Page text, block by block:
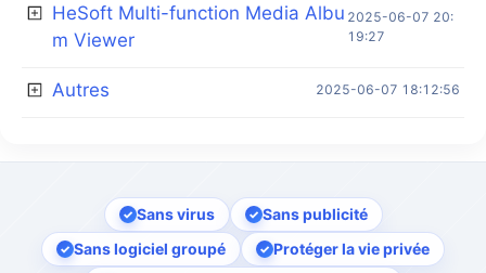
HeSoft Multi-function Media Albu
m Viewer
2025-06-07 20:
19:27
Autres 2025-06-07 18:12:56
Sans virus
Sans publicité
Sans logiciel groupé
Protéger la vie privée